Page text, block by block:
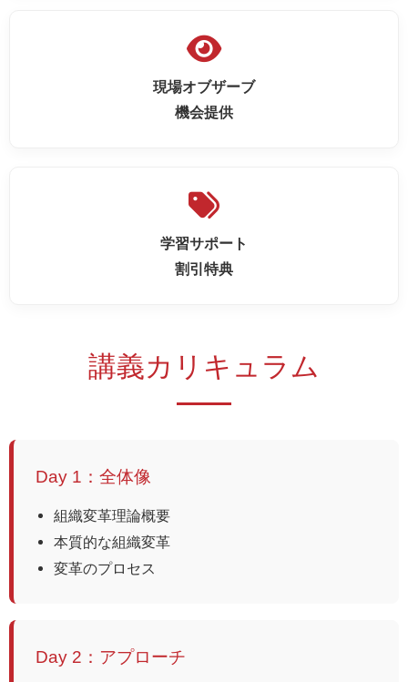
現場オブザーブ
機会提供
学習サポート
割引特典
講義カリキュラム
Day 1：全体像
組織変革理論概要
本質的な組織変革
変革のプロセス
Day 2：アプローチ